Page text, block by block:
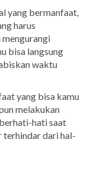
yang bermanfaat,
harus
mengurangi
bisa langsung
waktu
yang bisa kamu
melakukan
hati saat
terhindar dari hal-